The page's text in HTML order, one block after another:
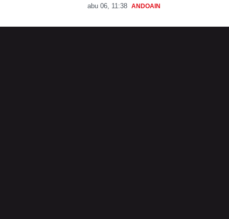
abu 06, 11:38 ANDOAIN